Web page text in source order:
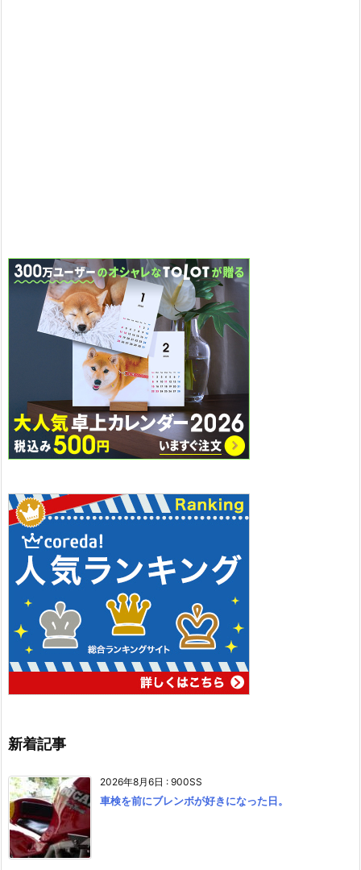
新着記事
2026年8月6日 : 900SS
車検を前にブレンボが好きになった日。